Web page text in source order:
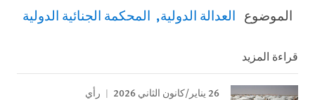
الموضوع العدالة الدولية المحكمة الجنائية الدولية
قراءة المزيد
26 يناير/كانون الثاني 2026 رأي